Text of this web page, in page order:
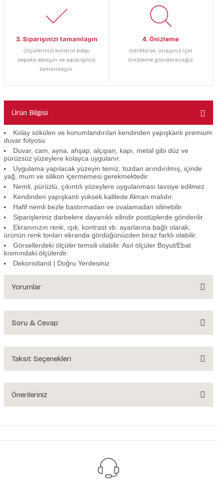
3. Siparişinizi tamamlayın
Ölçülerinizi kontrol edip,
sepete ekleyin ve siparişinizi
tamamlayın.
4. Önizleme
Gerekirse, onayınız için
önizleme göndereceğiz.
Ürün Bilgisi
Kolay sökülen ve konumlandırılan kendinden yapışkanlı premium
duvar folyosu
Duvar, cam, ayna, ahşap, alçıpan, kapı, metal gibi düz ve
pürüzsüz yüzeylere kolayca uygulanır.
Uygulama yapılacak yüzeyin temiz, tozdan arındırılmış, içinde
yağ, mum ve silikon içermemesi gerekmektedir.
Nemli, pürüzlü, çıkıntılı yüzeylere uygulanması tavsiye edilmez.
Kendinden yapışkanlı yüksek kalitede Alman malıdır.
Hafif nemli bezle bastırmadan ve ovalamadan silinebilir.
Siparişleriniz darbelere dayanıklı silindir postüplerde gönderilir.
Ekranınızın renk, ışık, kontrast vb. ayarlarına bağlı olarak,
ürünün renk tonları ekranda gördüğünüzden biraz farklı olabilir.
Görsellerdeki ölçüler temsili olabilir. Asıl ölçüler Boyut/Ebat
kısmındaki ölçülerdir.
Dekoristland | Doğru Yerdesiniz
Yorumlar
Soru & Cevap
Ürün hakkında henüz soru sorulmamış.
Taksit Seçenekleri
Önerileriniz
yetersiz gördüğünüz noktaları öneri formunu kullanarak tarafımıza
Görüş ve önerileriniz için teşekkür ederiz.
Ürün resmi kalitesiz, bozuk veya görüntülenemiyor.